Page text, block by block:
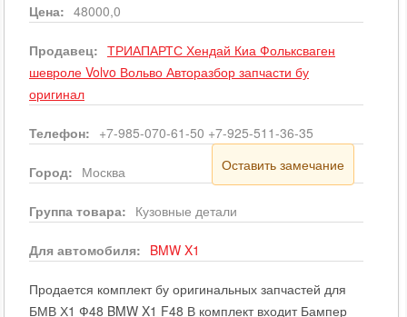
Цена: 48000,0
Продавец: ТРИАПАРТС Хендай Киа Фольксваген
шевроле Volvo Вольво Авторазбор запчасти бу
оригинал
Телефон: +7-985-070-61-50 +7-925-511-36-35
Оставить замечание
Город: Москва
Группа товара: Кузовные детали
Для автомобиля: BMW X1
Продается комплект бу оригинальных запчастей для
БМВ Х1 Ф48 BMW X1 F48 В комплект входит Бампер